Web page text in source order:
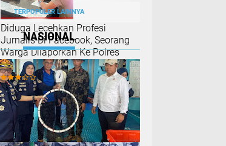
Diduga Lecehkan Profesi
Jurnalis Di Facebook, Seorang
Warga Dilaporkan Ke Polres
Binjai
TERPOPULER LAINNYA
NASIONAL